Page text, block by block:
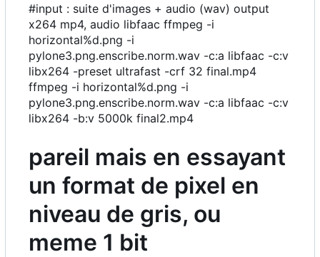
#input : suite d'images + audio (wav) output
x264 mp4, audio libfaac ffmpeg -i
horizontal%d.png -i
pylone3.png.enscribe.norm.wav -c:a libfaac -c:v
libx264 -preset ultrafast -crf 32 final.mp4
ffmpeg -i horizontal%d.png -i
pylone3.png.enscribe.norm.wav -c:a libfaac -c:v
libx264 -b:v 5000k final2.mp4
pareil mais en essayant
un format de pixel en
niveau de gris, ou
meme 1 bit